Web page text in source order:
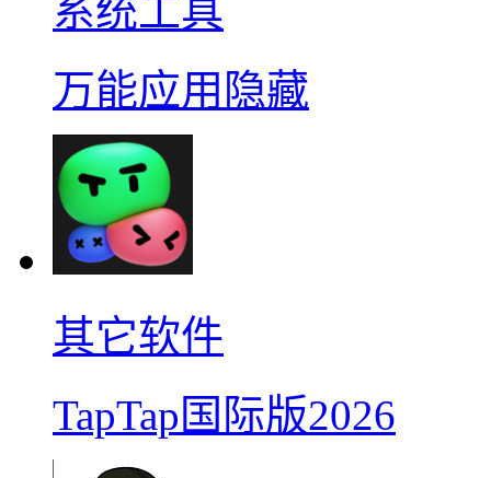
系统工具
万能应用隐藏
其它软件
TapTap国际版2026